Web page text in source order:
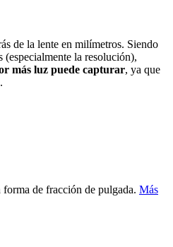
de la lente en milímetros. Siendo
(especialmente la resolución),
más luz puede capturar, ya que
de fracción de pulgada. Más